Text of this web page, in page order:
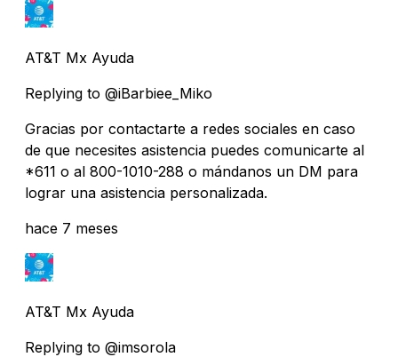
AT&T Mx Ayuda
Replying to @iBarbiee_Miko
Gracias por contactarte a redes sociales en caso
de que necesites asistencia puedes comunicarte al
*611 o al 800-1010-288 o mándanos un DM para
lograr una asistencia personalizada.
hace 7 meses
AT&T Mx Ayuda
Replying to @imsorola